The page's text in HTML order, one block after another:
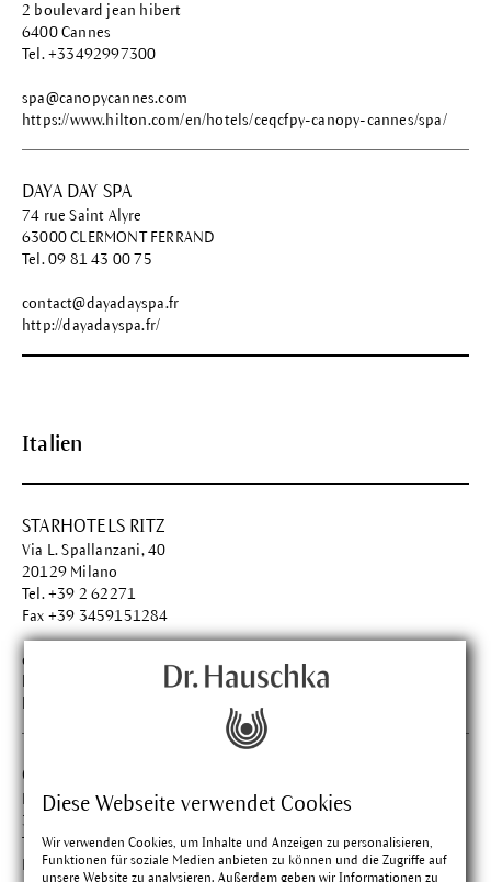
Diese Webseite verwendet Cookies
Wir verwenden Cookies, um Inhalte und Anzeigen zu personalisieren,
Funktionen für soziale Medien anbieten zu können und die Zugriffe auf
unsere Website zu analysieren. Außerdem geben wir Informationen zu
2 boulevard jean hibert
6400 Cannes
Tel. +33492997300
spa@canopycannes.com
https://www.hilton.com/en/hotels/ceqcfpy-canopy-cannes/spa/
DAYA DAY SPA
74 rue Saint Alyre
63000 CLERMONT FERRAND
Tel. 09 81 43 00 75
contact@dayadayspa.fr
http://dayadayspa.fr/
Italien
STARHOTELS RITZ
Via L. Spallanzani, 40
20129 Milano
Tel. +39 2 62271
Fax +39 3459151284
drhauschkaspa@wala.it
https://www.starhotels.com/it/i-nostri-hotel/ritz-milano/dr-
Casa Raphael
Piazza de Giovanni, 4
38050 Roncegno Terme (TN)
Tel. +39 46 177 2000
Fax +39 046 176 4500